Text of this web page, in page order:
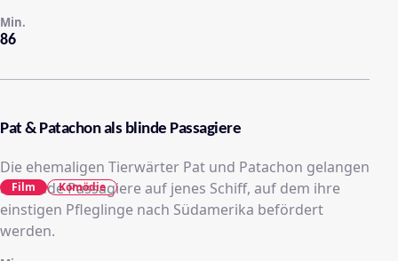
86
Min.
Pat & Patachon als blinde Passagiere
Die ehemaligen Tierwärter Pat und Patachon gelangen
als blinde Passagiere auf jenes Schiff, auf dem ihre
einstigen Pfleglinge nach Südamerika befördert
werden.
Film Komödie